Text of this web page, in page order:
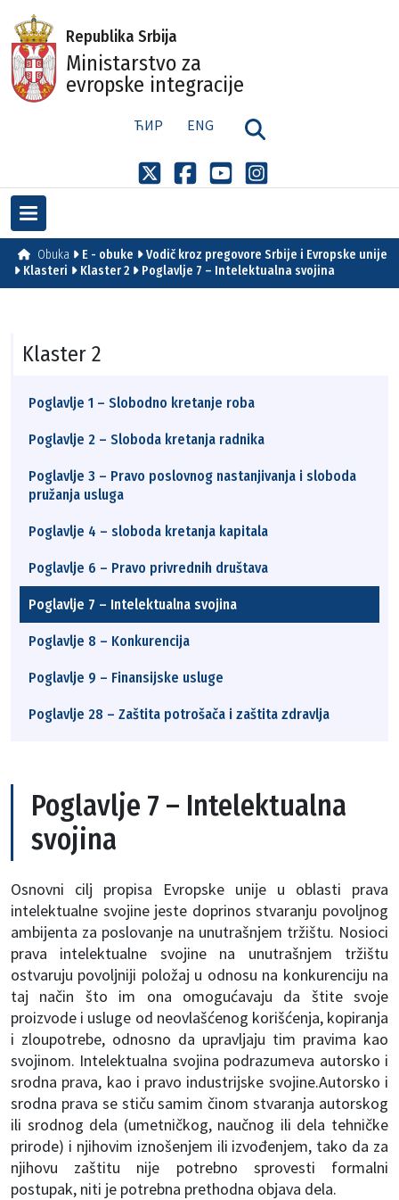
Republika Srbija
Ministarstvo za
evropske integracije
ЋИР ENG
Obuka E - obuke
Vodič kroz pregovore Srbije i Evropske unije
Klasteri
Klaster 2 Poglavlje 7 – Intelektualna svojina
Klaster 2
Poglavlje 1 – Slobodno kretanje roba
Poglavlje 2 – Sloboda kretanja radnika
Poglavlje 3 – Pravo poslovnog nastanjivanja i sloboda
pružanja usluga
Poglavlje 4 – sloboda kretanja kapitala
Poglavlje 6 – Pravo privrednih društava
Poglavlje 7 – Intelektualna svojina
Poglavlje 8 – Konkurencija
Poglavlje 9 – Finansijske usluge
Poglavlje 28 – Zaštita potrošača i zaštita zdravlja
Poglavlje 7 – Intelektualna
svojina
Osnovni cilj propisa Evropske unije u oblasti prava
intelektualne svojine jeste doprinos stvaranju povoljnog
ambijenta za poslovanje na unutrašnjem tržištu. Nosioci
prava intelektualne svojine na unutrašnjem tržištu
ostvaruju povoljniji položaj u odnosu na konkurenciju na
taj način što im ona omogućavaju da štite svoje
proizvode i usluge od neovlašćenog korišćenja, kopiranja
i zloupotrebe, odnosno da upravljaju tim pravima kao
svojinom. Intelektualna svojina podrazumeva autorsko i
srodna prava, kao i pravo industrijske svojine.Autorsko i
srodna prava se stiču samim činom stvaranja autorskog
ili srodnog dela (umetničkog, naučnog ili dela tehničke
prirode) i njihovim iznošenjem ili izvođenjem, tako da za
njihovu zaštitu nije potrebno sprovesti formalni
postupak, niti je potrebna prethodna objava dela.